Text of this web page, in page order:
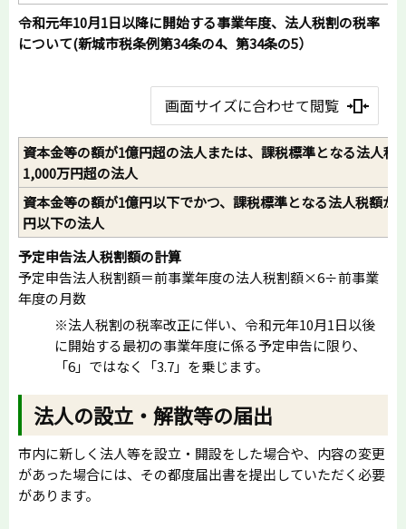
令和元年10月1日以降に開始する事業年度、法人税割の税率
について(新城市税条例第34条の4、第34条の5）
画面サイズに合わせて閲覧
資本金等の額が1億円超の法人または、課税標準となる法人税
1,000万円超の法人
資本金等の額が1億円以下でかつ、課税標準となる法人税額が
円以下の法人
予定申告法人税割額の計算
予定申告法人税割額＝前事業年度の法人税割額×6÷前事業
年度の月数
※法人税割の税率改正に伴い、令和元年10月1日以後
に開始する最初の事業年度に係る予定申告に限り、
「6」ではなく「3.7」を乗じます。
法人の設立・解散等の届出
市内に新しく法人等を設立・開設をした場合や、内容の変更
があった場合には、その都度届出書を提出していただく必要
があります。